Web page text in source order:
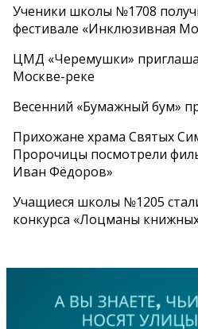
Ученики школы №1708
фестивале «Инклюзивная
ЦМД «Черемушки»
Москве-реке
Весенний «Бумажный бум»
Прихожане храма Святых
Пророчицы посмотрели
Иван Фёдоров»
Учащиеся школы №1205
конкурса «Лоцманы